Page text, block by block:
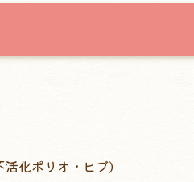
活化ポリオ・ヒブ)